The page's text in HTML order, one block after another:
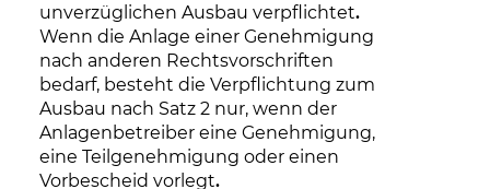
unverzüglichen Ausbau verpflichtet.
Wenn die Anlage einer Genehmigung
nach anderen Rechtsvorschriften
bedarf, besteht die Verpflichtung zum
Ausbau nach Satz 2 nur, wenn der
Anlagenbetreiber eine Genehmigung,
eine Teilgenehmigung oder einen
Vorbescheid vorlegt.